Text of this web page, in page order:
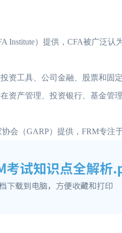
）提供，CFA被广泛认
工具、公司金融、股票和固
资产管理、投资银行、基金管
（GARP）提供，FRM专注